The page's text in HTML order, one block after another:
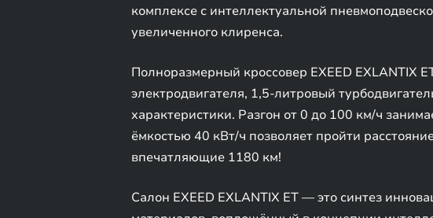
комплексе с интеллектуальной
увеличенного клиренса.
Полноразмерный кроссовер EXEED EXLANTIX
электродвигателя, 1,5-литровый
характеристики. Разгон от 0 до 100 км/ч
ёмкостью 40 кВт/ч позволяет пройти
впечатляющие 1180 км!
Салон EXEED EXLANTIX ET — это синтез